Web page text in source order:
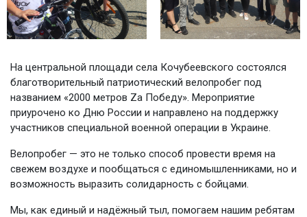
На центральной площади села Кочубеевского состоялся
благотворительный патриотический велопробег под
названием «2000 метров Zа Победу». Мероприятие
приурочено ко Дню России и направлено на поддержку
участников специальной военной операции в Украине.
Велопробег — это не только способ провести время на
свежем воздухе и пообщаться с единомышленниками, но и
возможность выразить солидарность с бойцами.
Мы, как единый и надёжный тыл, помогаем нашим ребятам